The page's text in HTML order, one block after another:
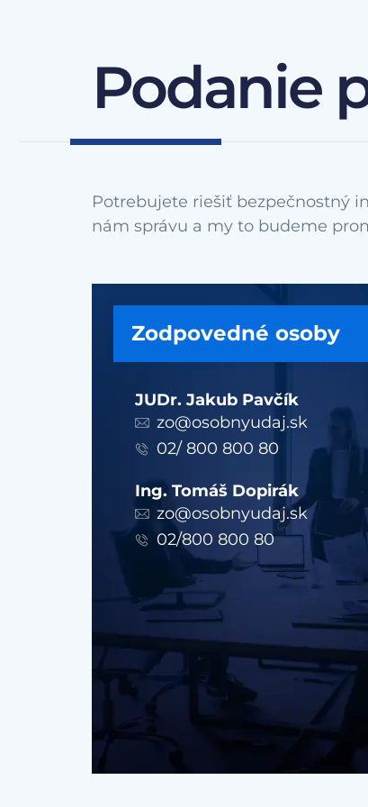
Podanie
Potrebujete riešiť bezpečnostný
Zodpovedné osoby
JUDr. Jakub Pavčík
zo@osobnyudaj.sk
02/ 800 800 80
Ing. Tomáš Dopirák
zo@osobnyudaj.sk
02/800 800 80